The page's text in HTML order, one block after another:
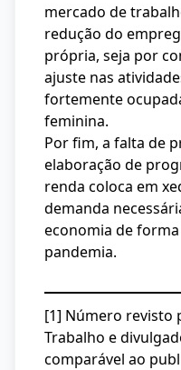
mercado de
redução do
própria, seja por
ajuste nas
fortemente
feminina.
Por fim, a falta de
elaboração de
renda coloca em
demanda
economia de
pandemia.
[1] Número revisto
Trabalho e
comparável ao